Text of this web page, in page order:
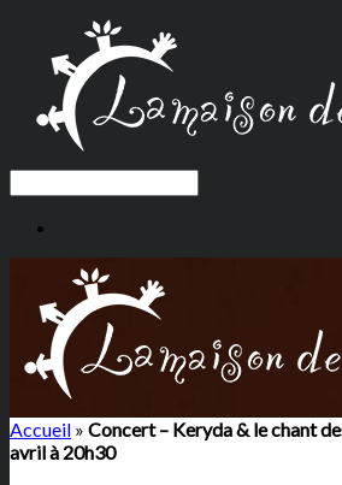
Accueil » Concert – Keryda & le chant
avril à 20h30